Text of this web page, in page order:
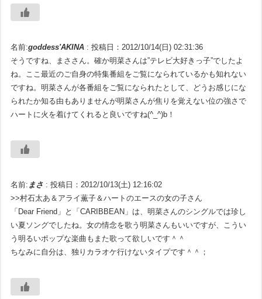
名前:goddess'AKINA : 投稿日：2012/10/14(日) 02:31:36
そうですね、まささん。確か明菜さんは”テレビ大好きっ子”でしたよ
ね。ここ最近のご自身の特集番組をご覧になられているかも知れない
ですね。明菜さんが各番組をご覧になられたとして、どうお感じにな
られたか知る由もありませんが明菜さんが焦りを覚えない位の強さで
ハートに火を着けてくれると良いですね(^_^)b！
名前: まさ : 投稿日：2012/10/13(土) 12:16:02
>>村石太あ＆アライ薫子＆ハートのエースの女の子さん
「Dear Friend」と「CARIBBEAN」は、明菜さんのシングルでは珍し
い夏ソングでしたね。女の情念を歌う明菜さんもいいですが、こうい
う明るいポップな楽曲もまた歌って欲しいです＾＾
ちなみに自分は、独りカラオケ行けないタイプです＾＾；